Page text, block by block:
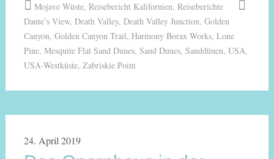
Mojave Wüste, Reisebericht Kalifornien, Reiseberichte
Dante’s View, Death Valley, Death Valley Junction, Golden
Canyon, Golden Canyon Trail, Harmony Borax Works, Lone
Pine, Mesquite Flat Sand Dunes, Sand Dunes, Sanddünen, USA,
USA-Westküste, Zabriskie Point
24. April 2019